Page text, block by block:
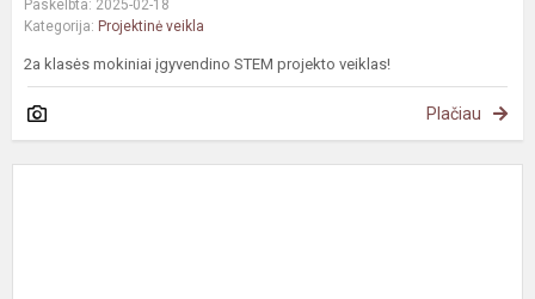
Paskelbta: 2025-02-18
Kategorija: Projektinė veikla
2a klasės mokiniai įgyvendino STEM projekto veiklas!
Plačiau